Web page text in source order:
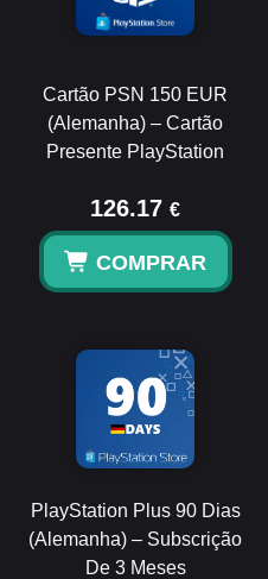
Cartão PSN 150 EUR
(Alemanha) – Cartão
Presente PlayStation
126.17 €
COMPRAR
PlayStation Plus 90 Dias
(Alemanha) – Subscrição
De 3 Meses